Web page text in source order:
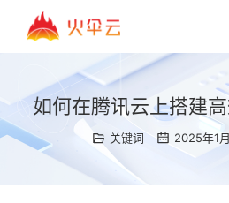
如何在腾讯云上搭建
关键词 2025年1